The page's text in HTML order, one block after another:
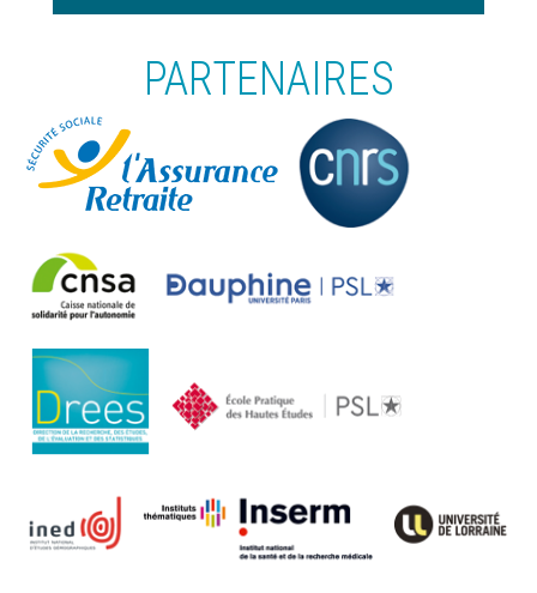
PARTENAIRES